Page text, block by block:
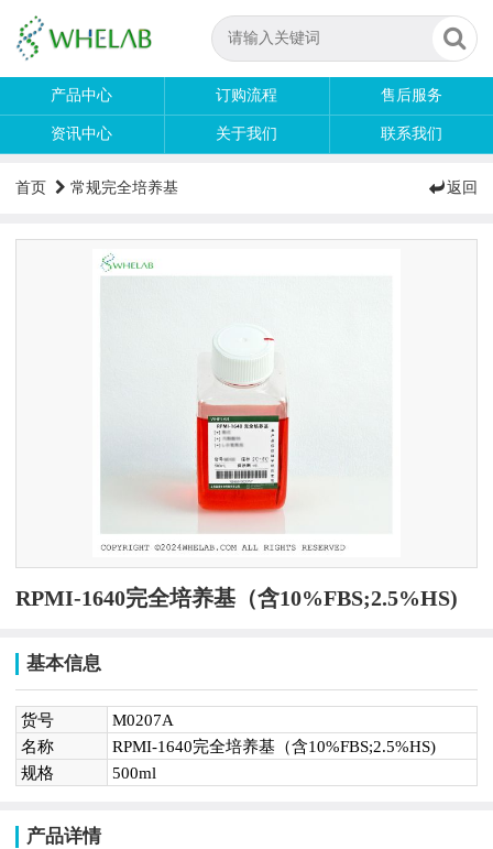
产品中心 订购流程 售后服务
资讯中心 关于我们 联系我们
首页 常规完全培养基 返回
RPMI-1640完全培养基（含10%FBS;2.5%HS)
基本信息
货号
M0207A
名称
RPMI-1640完全培养基（含10%FBS;2.5%HS)
规格
500ml
产品详情